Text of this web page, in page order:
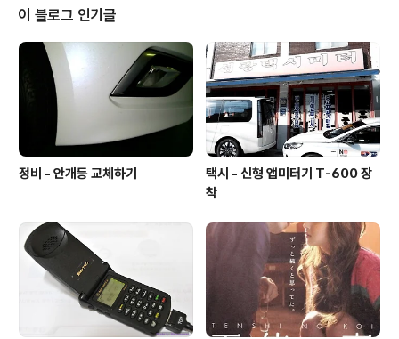
ma 24-70 F2.8 EX DG 2011-03-20
이 블로그 인기글
정비 - 안개등 교체하기
택시 - 신형 앱미터기 T-600 장
착